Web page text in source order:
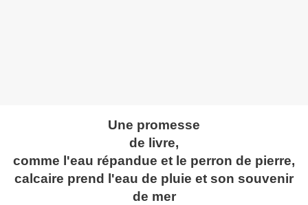
Une promesse
de livre,
comme l'eau répandue et le perron de pierre,
calcaire prend l'eau de pluie et son souvenir
de mer